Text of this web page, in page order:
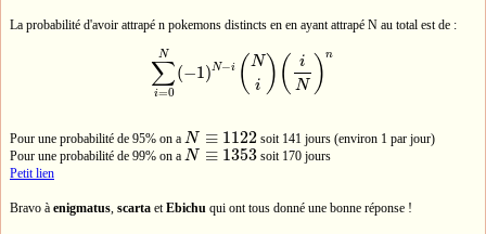
La probabilité d'avoir attrapé n pokemons distincts en en ayant attrapé N au total est de :
∑
i=0
N
(−1)N−i ( N
i
)(
i
N ) n
∑i=0 N(− 1) N ( i) (i N)n
Pour une probabilité de 95% on a N ≡ 1122
N≡ 1122
soit 141 jours (environ 1 par jour)
Pour une probabilité de 99% on a N ≡ 1353
N≡ 1353
soit 170 jours
Petit lien
Bravo à enigmatus, scarta etEbichu qui ont tous donné une bonne réponse !